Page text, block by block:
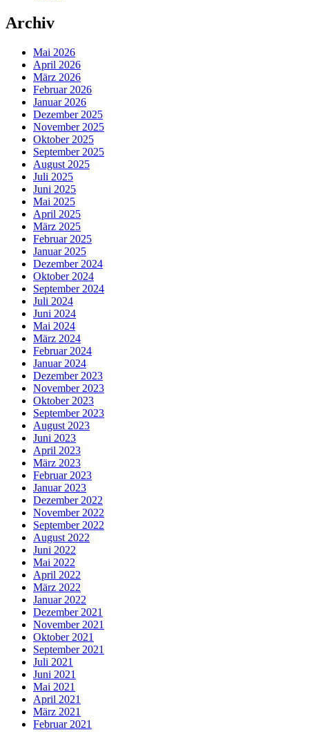
Archiv
Mai 2026
April 2026
März 2026
Februar 2026
Januar 2026
Dezember 2025
November 2025
Oktober 2025
September 2025
August 2025
Juli 2025
Juni 2025
Mai 2025
April 2025
März 2025
Februar 2025
Januar 2025
Dezember 2024
Oktober 2024
September 2024
Juli 2024
Juni 2024
Mai 2024
März 2024
Februar 2024
Januar 2024
Dezember 2023
November 2023
Oktober 2023
September 2023
August 2023
Juni 2023
April 2023
März 2023
Februar 2023
Januar 2023
Dezember 2022
November 2022
September 2022
August 2022
Juni 2022
Mai 2022
April 2022
März 2022
Januar 2022
Dezember 2021
November 2021
Oktober 2021
September 2021
Juli 2021
Juni 2021
Mai 2021
April 2021
März 2021
Februar 2021